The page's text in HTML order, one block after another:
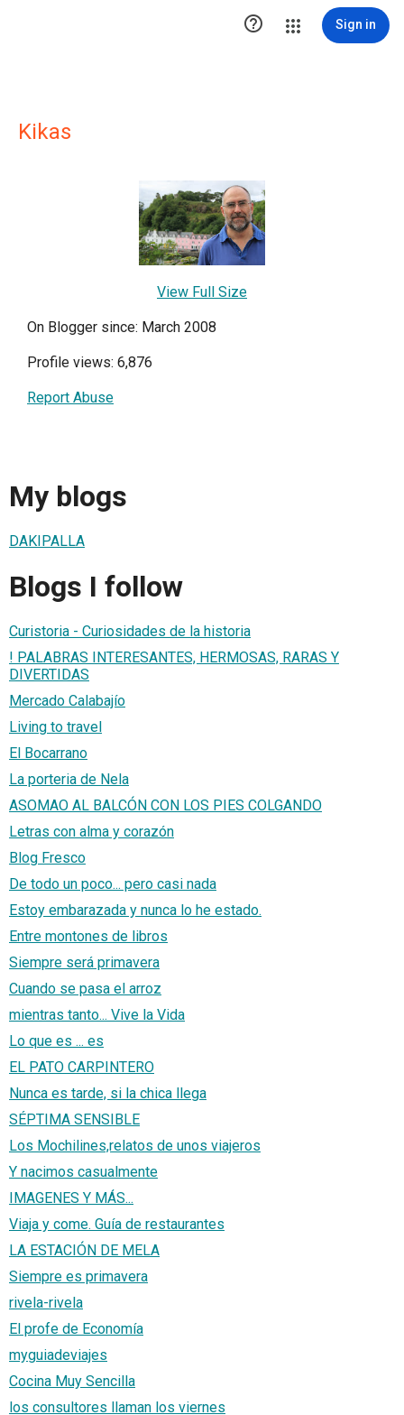
 Sign in
Kikas
View Full Size
On Blogger since: March 2008
Profile views: 6,876
Report Abuse
My blogs
DAKIPALLA
Blogs I follow
Curistoria - Curiosidades de la historia
! PALABRAS INTERESANTES, HERMOSAS, RARAS Y
DIVERTIDAS
Mercado Calabajío
Living to travel
El Bocarrano
La porteria de Nela
ASOMAO AL BALCÓN CON LOS PIES COLGANDO
Letras con alma y corazón
Blog Fresco
De todo un poco... pero casi nada
Estoy embarazada y nunca lo he estado.
Entre montones de libros
Siempre será primavera
Cuando se pasa el arroz
mientras tanto... Vive la Vida
Lo que es ... es
EL PATO CARPINTERO
Nunca es tarde, si la chica llega
SÉPTIMA SENSIBLE
Los Mochilines,relatos de unos viajeros
Y nacimos casualmente
IMAGENES Y MÁS...
Viaja y come. Guía de restaurantes
LA ESTACIÓN DE MELA
Siempre es primavera
rivela-rivela
El profe de Economía
myguiadeviajes
Cocina Muy Sencilla
los consultores llaman los viernes